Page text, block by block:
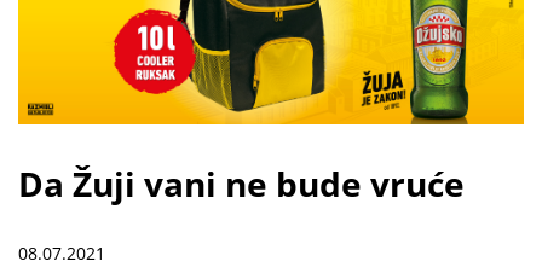
Da Žuji vani ne bude vruće
08.07.2021